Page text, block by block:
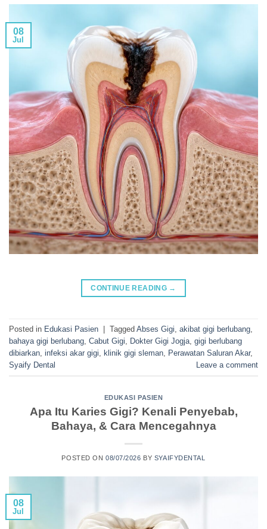
08
Jul
CONTINUE READING →
Posted in Edukasi Pasien | Tagged Abses Gigi akibat gigi berlubang
bahaya gigi berlubang Cabut Gigi Dokter Gigi Jogja gigi berlubang
dibiarkan infeksi akar gigi klinik gigi sleman Perawatan Saluran Akar,
Syaify Dental
Leave a comment
EDUKASI PASIEN
Apa Itu Karies Gigi? Kenali Penyebab,
Bahaya, & Cara Mencegahnya
POSTED ON 08/07/2026 BY SYAIFYDENTAL
08
Jul